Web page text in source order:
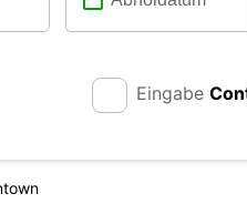
Eingabe